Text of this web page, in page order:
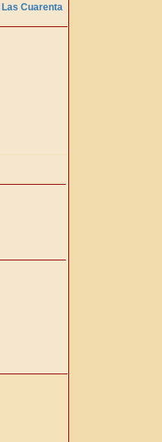
Las Cuarenta